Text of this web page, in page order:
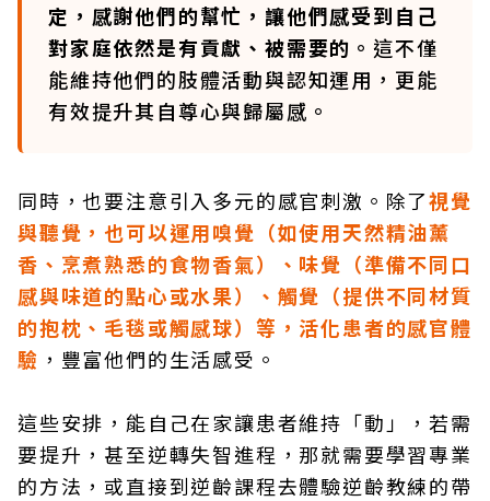
定，感謝他們的幫忙，讓他們感受到自己
對家庭依然是有貢獻、被需要的。 這不僅
能維持他們的肢體活動與認知運用，更能
有效提升其自尊心與歸屬感。
同時，也要注意引入多元的感官刺激。除了視覺
與聽覺，也可以運用嗅覺（如使用天然精油薰
香、烹煮熟悉的食物香氣）、味覺（準備不同口
感與味道的點心或水果）、觸覺（提供不同材質
的抱枕、毛毯或觸感球）等，活化患者的感官體
驗 ，豐富他們的生活感受。
這些安排，能自己在家讓患者維持「動」，若需
要提升，甚至逆轉失智進程，那就需要學習專業
的方法，或直接到逆齡課程去體驗逆齡教練的帶